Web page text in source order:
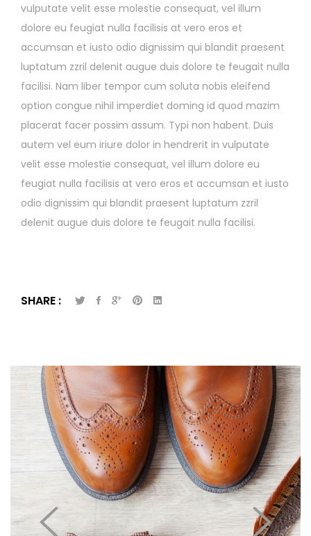
vulputate velit esse molestie consequat, vel illum
dolore eu feugiat nulla facilisis at vero eros et
accumsan et iusto odio dignissim qui blandit praesent
luptatum zzril delenit augue duis dolore te feugait nulla
facilisi. Nam liber tempor cum soluta nobis eleifend
option congue nihil imperdiet doming id quod mazim
placerat facer possim assum. Typi non habent. Duis
autem vel eum iriure dolor in hendrerit in vulputate
velit esse molestie consequat, vel illum dolore eu
feugiat nulla facilisis at vero eros et accumsan et iusto
odio dignissim qui blandit praesent luptatum zzril
delenit augue duis dolore te feugait nulla facilisi.
SHARE :